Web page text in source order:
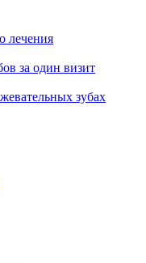
лечения
за один визит
зубах